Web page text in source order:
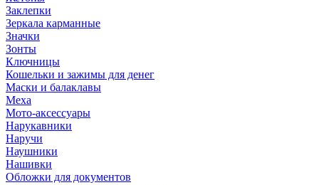
Заклепки
Зеркала карманные
Значки
Зонты
Ключницы
Кошельки и зажимы для денег
Маски и балаклавы
Меха
Мото-аксессуары
Нарукавники
Наручи
Наушники
Нашивки
Обложки для документов